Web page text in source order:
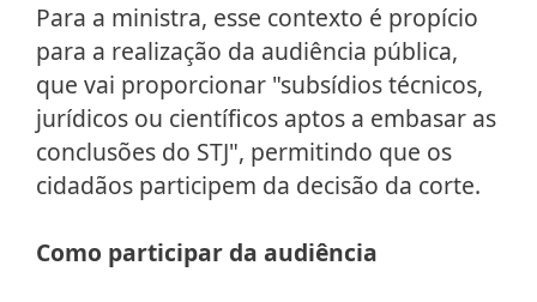
Para a ministra, esse contexto é propício
para a realização da audiência pública,
que vai proporcionar "subsídios técnicos,
jurídicos ou científicos aptos a embasar as
conclusões do STJ", permitindo que os
cidadãos participem da decisão da corte.
Como participar da audiência